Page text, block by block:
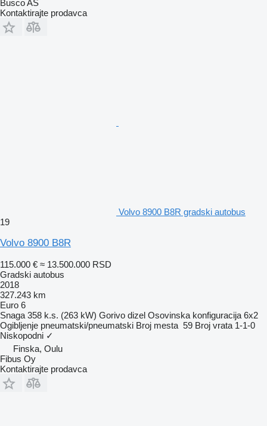
Busco AS
Kontaktirajte prodavca
Volvo 8900 B8R gradski autobus
19
Volvo 8900 B8R
115.000 € ≈ 13.500.000 RSD
Gradski autobus
2018
327.243 km
Euro 6
Snaga 358 k.s. (263 kW) Gorivo dizel Osovinska konfiguracija 6x2
Ogibljenje pneumatski/pneumatski Broj mesta 59 Broj vrata 1-1-0
Niskopodni ✓
Finska, Oulu
Fibus Oy
Kontaktirajte prodavca